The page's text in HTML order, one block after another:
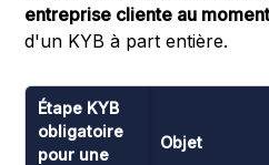
entreprise cliente au
d'un KYB à part entière.
Étape KYB
obligatoire
pour une
Objet